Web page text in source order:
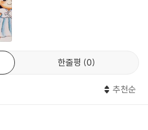
으로 펼쳐집니다. 요덕이와 변소각시가
통해, 서로의 진짜 모습은 마음을 나
구가 될 수 있음을 깨닫게 합니다. 아
른 성장과 우정 이야기를 읽으며 마음이
입니다.
어리를 풀어 주는 성장 동화!
속에 아이들이라면 누구나 공감할 수
한줄평 0
추천순